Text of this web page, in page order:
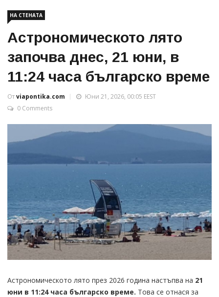
НА СТЕНАТА
Астрономическото лято
започва днес, 21 юни, в
11:24 часа българско време
Отviapontika.com
Юни 21, 2026, 00:05 EEST
0 Comments
Астрономическото лято през 2026 година настъпва на 21
юни в 11:24 часа българско време. Това се отнася за